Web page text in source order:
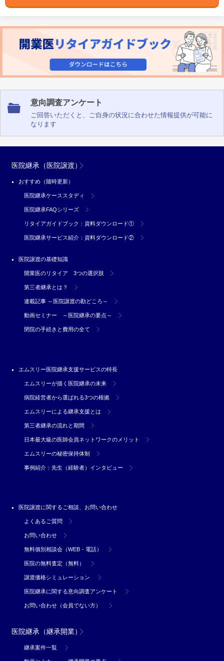
意向調査アンケート
ご回答いただくと、ご自身の状況に合わせた情報提供が可能に
なります
医院継承（医院譲渡）
おすすめ（随時更新）
医院継承ケーススタディ
医院継承FAQシリーズ
リタイアガイドブック：資料ダウンロード①
医院継承サービス紹介：資料ダウンロード②
医院譲渡の基礎知識
開業医のリタイア 3つの選択肢
第三者継承とは？
連載記事 ～医院譲渡の勘どころ～
動画セミナー ～医院継承の要点～
閉院の手続きと費用の全て
エムスリー医院継承支援サービスの特長
エムスリーが描く医院継承の未来
病院経営者から選ばれる3つの根拠
エムスリーによる継承支援とは
第三者継承の流れと期間
日本最大級の医師会員ネットワークのメリット
エムスリーの秘密保持体制
事例紹介：先生（経験者）インタビュー
医院譲渡に関するご相談、お問い合わせ
よくあるご質問
お問い合わせ
無料個別相談会（WEB・電話）
医院の無料査定（無料）
譲渡価格シミュレーション
医院継承に関する意向調査アンケート
お問い合わせ（会員でない方）
医院継承（継承開業）
継承案件一覧